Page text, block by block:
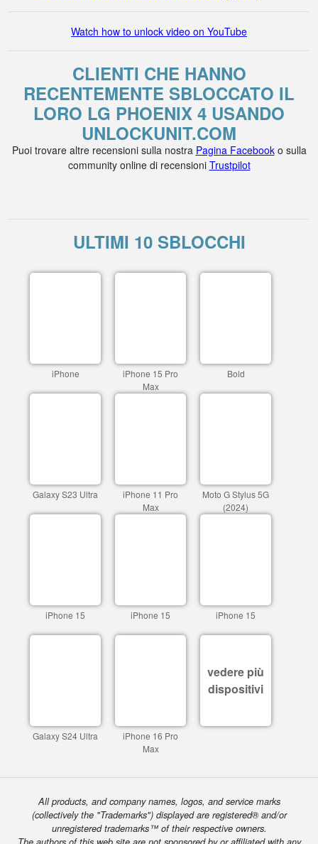
Watch how to unlock video on YouTube
CLIENTI CHE HANNO
RECENTEMENTE SBLOCCATO IL
LORO LG PHOENIX 4 USANDO
UNLOCKUNIT.COM
Puoi trovare altre recensioni sulla nostra Pagina Facebooko sulla
community online di recensioni Trustpilot
ULTIMI 10 SBLOCCHI
iPhone
iPhone 15 Pro
Max
Bold
Galaxy S23 Ultra
iPhone 11 Pro
Max
Moto G Stylus 5G
(2024)
iPhone 15 iPhone 15 iPhone 15
Galaxy S24 Ultra
iPhone 16 Pro
Max
vedere più
dispositivi
All products, and company names, logos, and service marks
(collectively the "Trademarks") displayed are registered® and/or
unregistered trademarks™ of their respective owners.